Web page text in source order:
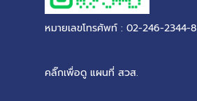
หมายเลขโทรศัพท์ : 02-246-2344-8
คลิ๊กเพื่อดู แผนที่ สวส.